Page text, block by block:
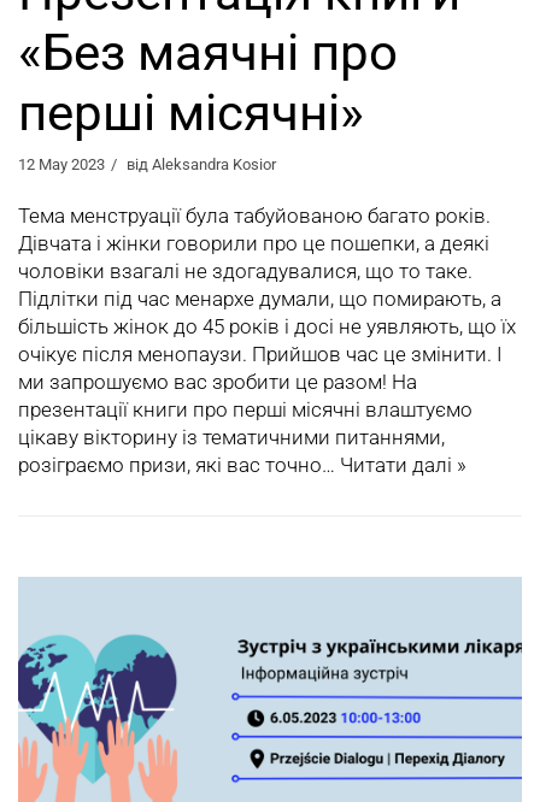
«Без маячні про
перші місячні»
12 May 2023 від Aleksandra Kosior
Тема менструації була табуйованою багато років.
Дівчата і жінки говорили про це пошепки, а деякі
чоловіки взагалі не здогадувалися, що то таке.
Підлітки під час менархе думали, що помирають, а
більшість жінок до 45 років і досі не уявляють, що їх
очікує після менопаузи. Прийшов час це змінити. І
ми запрошуємо вас зробити це разом! На
презентації книги про перші місячні влаштуємо
цікаву вікторину із тематичними питаннями,
розіграємо призи, які вас точно… Читати далі »